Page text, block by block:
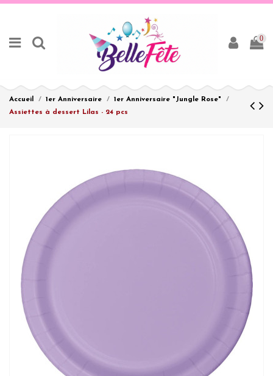
0
Accueil 1er Anniversaire
1er Anniversaire "Jungle Rose"
Assiettes à dessert Lilas - 24 pcs